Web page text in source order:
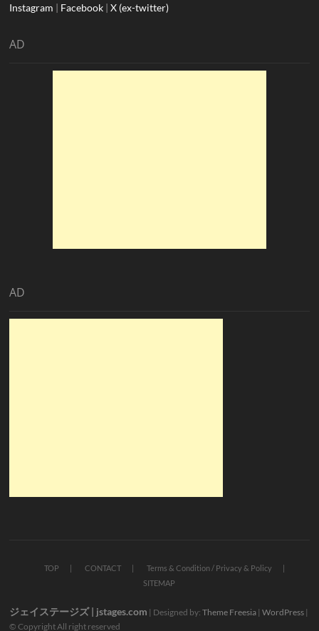
Instagram | Facebook |X (ex-twitter)
AD
AD
TOP CONTACT
Terms & Condition / Privacy & Policy
SITEMAP
ジェイステージズ | jstages.com | Designed by:Theme Freesia |WordPress |
© Copyright All right reserved